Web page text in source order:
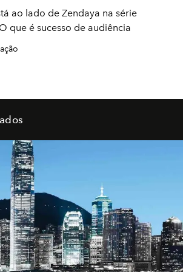
ao lado de Zendaya na série
que é sucesso de audiência